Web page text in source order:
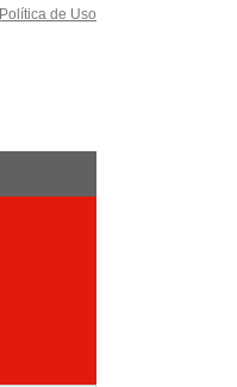
Política de Uso